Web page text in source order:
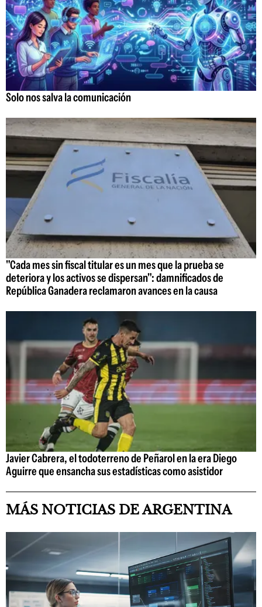
Solo nos salva la comunicación
"Cada mes sin fiscal titular es un mes que la prueba se
deteriora y los activos se dispersan": damnificados de
República Ganadera reclamaron avances en la causa
Javier Cabrera, el todoterreno de Peñarol en la era Diego
Aguirre que ensancha sus estadísticas como asistidor
MÁS NOTICIAS DE ARGENTINA